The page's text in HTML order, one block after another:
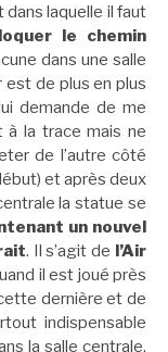
laquelle il faut
le chemin
dans une salle
de plus en plus
demande de me
à la trace mais ne
de l’autre côté
et après deux
la statue se
un nouvel
. Il s’agit de l’Air
il est joué près
dernière et de
indispensable
la salle centrale.